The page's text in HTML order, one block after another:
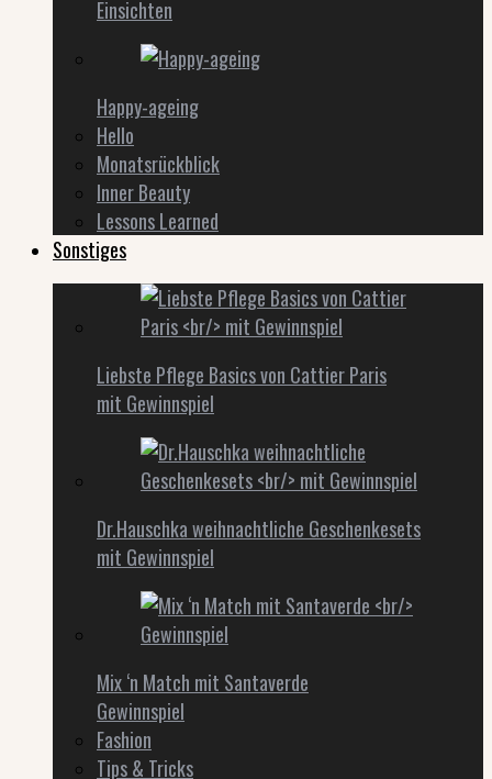
Einsichten
Happy-ageing
Hello
Monatsrückblick
Inner Beauty
Lessons Learned
Sonstiges
Liebste Pflege Basics von Cattier Paris
mit Gewinnspiel
Dr.Hauschka weihnachtliche Geschenkesets
mit Gewinnspiel
Mix ‘n Match mit Santaverde
Gewinnspiel
Fashion
Tips & Tricks